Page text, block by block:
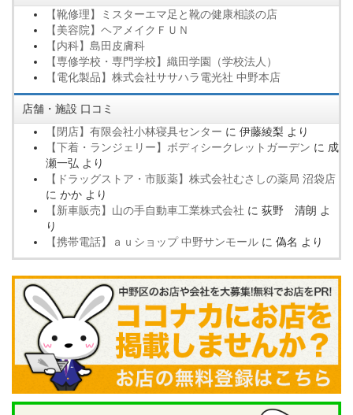
【靴修理】ミスターエマ足と靴の健康相談の店
【美容院】ヘアメイクＦＵＮ
【内科】島田皮膚科
【専修学校・専門学校】織田学園（学校法人）
【電化製品】株式会社ササハラ電光社 中野本店
店舗・施設 口コミ
【閉店】有限会社小林寝具センター に 伊藤綾梨 より
【下着・ランジェリー】ボディシークレットガーデン に 成
瀬一弘 より
【ドラッグストア・市販薬】株式会社むさしの薬局 沼袋店
に かか より
【新車販売】山の手自動車工業株式会社 に 荻野 清朗 よ
り
【携帯電話】ａｕショップ 中野サンモール に 偽名 より